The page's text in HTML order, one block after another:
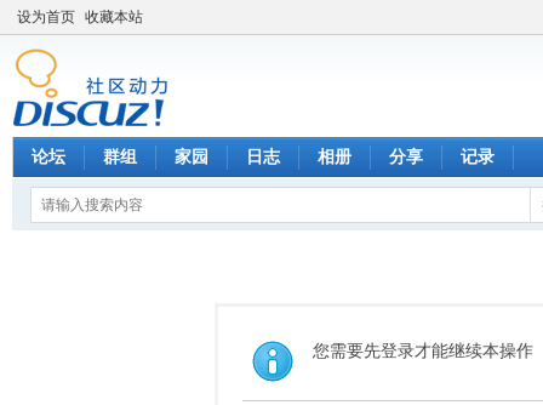
设为首页 收藏本站
论坛 群组 家园 日志 相册 分享 记录
您需要先登录才能继续本操作